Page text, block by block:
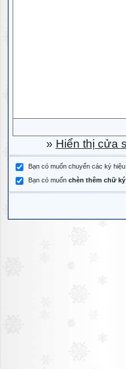
» Hiển thị cửa
Bạn có muốn chuyển các ký
Bạn có muốn chèn thêm chữ ký